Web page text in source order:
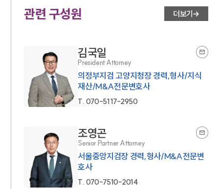
관련 구성원 더보기
김국일
President Attorney
의정부지검 고양지청장 경력,형사/지식
재산/M&A전문변호사
T. 070-5117-2950
조영곤
Senior Partner Attorney
서울중앙지검장 경력,형사/M&A전문변
호사
T. 070-7510-2014